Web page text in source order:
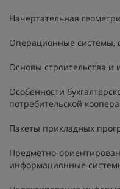
Начертательная
Операционные системы,
Основы строительства и
Особенности
потребительской
Пакеты прикладных
Предметно-
информационные